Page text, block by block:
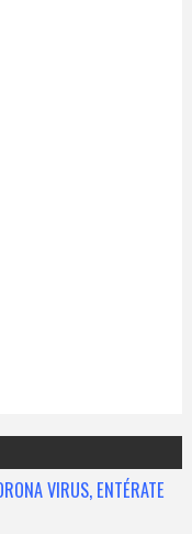
VIRUS, ENTÉRATE